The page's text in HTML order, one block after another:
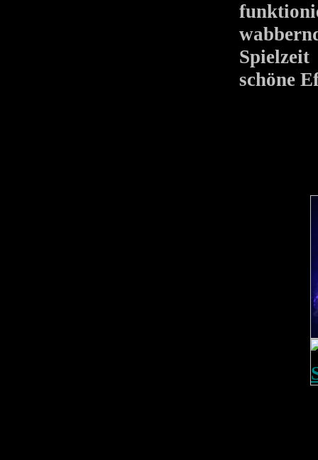
schöne